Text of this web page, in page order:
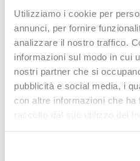
Utilizziamo i cookie per
annunci, per fornire
analizzare il nostro traffico.
informazioni sul modo in cui
nostri partner che si
pubblicità e social media, i
con altre informazioni che ha
DETTAGLI DEL PRODOTTO
Marca Bullpadel
Riferimento BUL26-FLOW-